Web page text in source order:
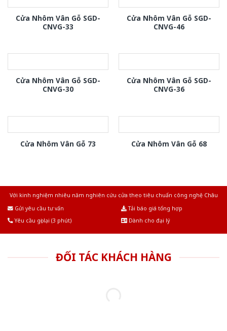
Cửa Nhôm Vân Gỗ SGD-
CNVG-33
Cửa Nhôm Vân Gỗ SGD-
CNVG-46
Cửa Nhôm Vân Gỗ SGD-
CNVG-30
Cửa Nhôm Vân Gỗ SGD-
CNVG-36
Cửa Nhôm Vân Gỗ 73 Cửa Nhôm Vân Gỗ 68
Với kinh nghiệm nhiêu năm nghiên cứu cửa theo tiêu chuẩn công nghệ Châu
Gửi yêu cầu tư vấn
Tải báo giá tổng hợp
Yêu cầu gọi lại (3 phút)
Dành cho đại lý
ĐỐI TÁC KHÁCH HÀNG